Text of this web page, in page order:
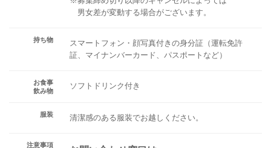
男女差が変動する場合がございます。
持ち物
スマートフォン・顔写真付きの身分証（運転免許
証、マイナンバーカード、パスポートなど）
お食事
飲み物
ソフトドリンク付き
服装 清潔感のある服装でお越しください。
注意事項